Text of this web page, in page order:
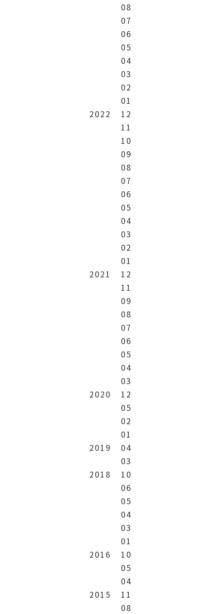
08
07
06
05
04
03
02
01
2022
12
11
10
09
08
07
06
05
04
03
02
01
2021
12
11
09
08
07
06
05
04
03
2020
12
05
02
01
2019
04
03
2018
10
06
05
04
03
01
2016
10
05
04
2015
11
08